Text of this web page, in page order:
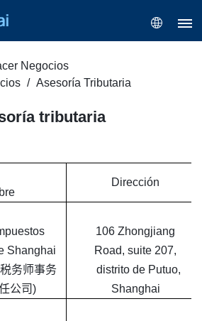
Negocios
Asesoría Tributaria
tributaria
Dirección
Shanghai
务师事务
公司)
106 Zhongjiang
Road, suite 207,
distrito de Putuo,
Shanghai